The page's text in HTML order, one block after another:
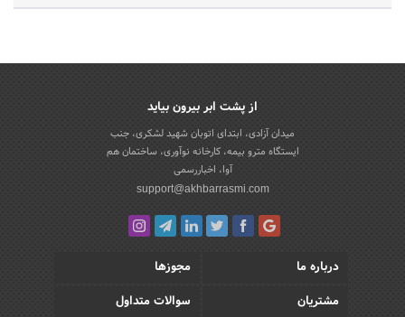
از پشت ابر بیرون بیاید
میدان آزادی، ابتدای اتوبان شهید لشکری، جنب
ایستگاه مترو بیمه، کارخانه نوآوری، ساختمان هم
آوا، اخباررسمی
support@akhbarrasmi.com
درباره ما
مجوزها
مشتریان
سوالات متداول